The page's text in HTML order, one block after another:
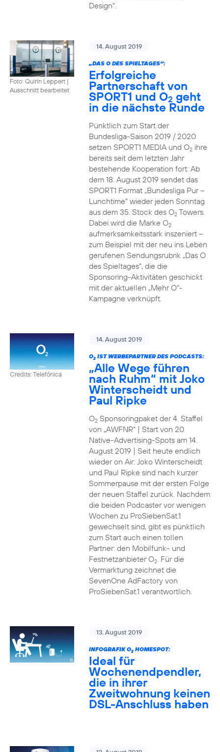
Design“.
Foto: Quirin Leppert |
Ausschnitt bearbeitet
14. August 2019
„DAS O DES SPIELTAGES“:
Erfolgreiche
Partnerschaft von
SPORT1 und O2 geht
in die nächste Runde
Pünktlich zum Start der
Bundesliga-Saison 2019 / 2020
setzen SPORT1 MEDIA und O2ihre
bereits seit dem letzten Jahr
bestehende Kooperation fort: Ab
dem 18. August 2019 sendet das
SPORT1 Format „Bundesliga Pur –
Lunchtime“ wieder jeden Sonntag
aus dem 35. Stock des O2Towers.
Dabei wird die Marke O2
aufmerksamkeitsstark inszeniert –
zum Beispiel mit der neu ins Leben
gerufenen Sendungsrubrik „Das O
des Spieltages“, die die
Sponsoring-Aktivitäten geschickt
mit der aktuellen „Mehr O“-
Kampagne verknüpft.
Credits: Telefónica
14. August 2019
O2IST WERBEPARTNER DES PODCASTS:
„Alle Wege führen
nach Ruhm“ mit Joko
Winterscheidt und
Paul Ripke
O2Sponsoringpaket der 4. Staffel
von „AWFNR“ | Start von 20
Native-Advertising-Spots am 14.
August 2019 | Seit heute endlich
wieder on Air: Joko Winterscheidt
und Paul Ripke sind nach kurzer
Sommerpause mit der ersten Folge
der neuen Staffel zurück. Nachdem
die beiden Podcaster vor wenigen
Wochen zu ProSiebenSat.1
gewechselt sind, gibt es pünktlich
zum Start auch einen tollen
Partner: den Mobilfunk- und
Festnetzanbieter O2. Für die
Vermarktung zeichnet die
SevenOne AdFactory von
ProSiebenSat.1 verantwortlich.
13. August 2019
INFOGRAFIK O2HOMESPOT:
Ideal für
Wochenendpendler,
die in ihrer
Zweitwohnung keinen
DSL-Anschluss haben